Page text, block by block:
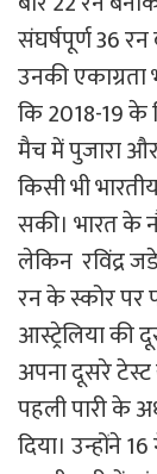
संघर्षपूर्ण 36
उनकी
कि 2018-19
मैच में पुजारा
किसी भी
सकी। भारत के
लेकिन रविंद्र
रन के स्कोर पर
आस्ट्रेलिया की
अपना दूसरे
पहली पारी के
दिया। उन्होंने